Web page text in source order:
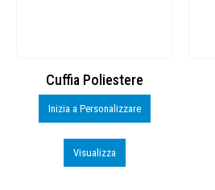
Cuffia Poliestere
Inizia a Personalizzare
Visualizza